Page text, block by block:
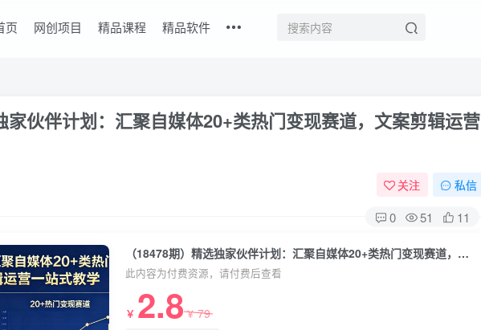
页 网创项目 精品课程 精品软件
家伙伴计划：汇聚自媒体20+类热门变现赛道，文案剪辑运营
关注 私信
0 51 11
（18478期）精选独家伙伴计划：汇聚自媒体20+类热门变现赛道，文案剪辑运营一站式教学
此内容为付费资源，请付费后查看
￥ 2.8￥79